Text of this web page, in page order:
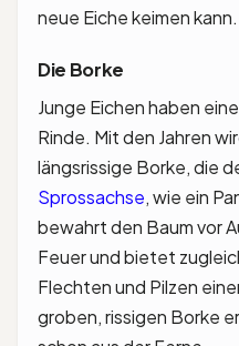
neue Eiche keimen kann.
Die Borke
Junge Eichen haben
Rinde. Mit den Jahren
längsrissige Borke, die
Sprossachse, wie ein
bewahrt den Baum vor
Feuer und bietet
Flechten und Pilzen
groben, rissigen Borke